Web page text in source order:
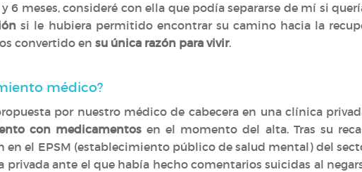
6 meses, consideré con ella que podía separarse de mí si
si le hubiera permitido encontrar su camino hacia la
convertido en su única razón para vivir.
médico?
por nuestro médico de cabecera en una clínica
con medicamentos en el momento del alta. Tras su
en el EPSM (establecimiento público de salud mental) del
ante el que había hecho comentarios suicidas al